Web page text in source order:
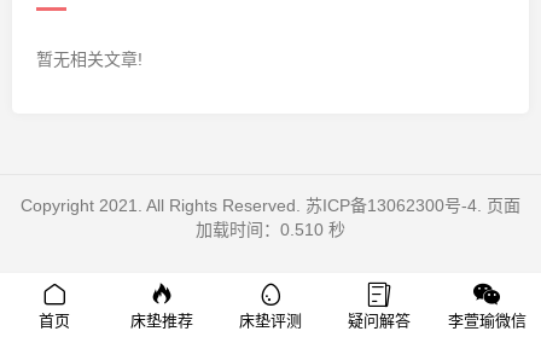
暂无相关文章!
Copyright 2021. All Rights Reserved. 苏ICP备13062300号-4 . 页面
加载时间：0.510 秒
首页 床垫推荐 床垫评测 疑问解答 李萱瑜微信